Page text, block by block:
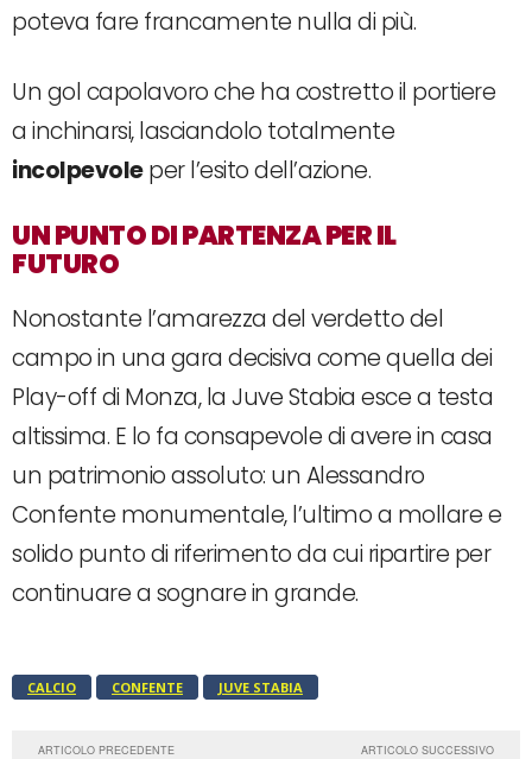
poteva fare francamente nulla di più.
Un gol capolavoro che ha costretto il portiere
a inchinarsi, lasciandolo totalmente
incolpevoleper l’esito dell’azione.
UN PUNTO DI PARTENZA PER IL
FUTURO
Nonostante l’amarezza del verdetto del
campo in una gara decisiva come quella dei
Play-off di Monza, la Juve Stabia esce a testa
altissima. E lo fa consapevole di avere in casa
un patrimonio assoluto: un Alessandro
Confente monumentale, l’ultimo a mollare e
solido punto di riferimento da cui ripartire per
continuare a sognare in grande.
CALCIO CONFENTE JUVE STABIA
ARTICOLO PRECEDENTE ARTICOLO SUCCESSIVO